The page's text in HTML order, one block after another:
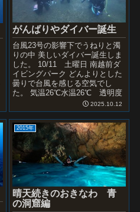
がんばりやダイバー誕生
台風23号の影響下でうねりと濁
りの中 美しいダイバー誕生しま
した。 10/11 土曜日 南越前ダ
イビングパーク どんよりとした
曇りで台風を感じる空気でし
た。 気温26℃水温26℃ 透明度
濁りがあって5ｍ少々です。 風
もあ...
2025.10.12
2015年
晴天続きのおきなわ 青
の洞窟編